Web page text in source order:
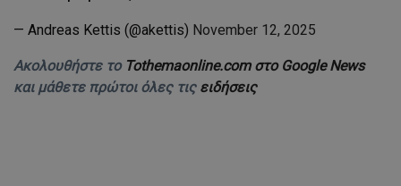
— Andreas Kettis (@akettis) November 12, 2025
Ακολουθήστε το Tothemaonline.com στο Google News
και μάθετε πρώτοι όλες τις ειδήσεις